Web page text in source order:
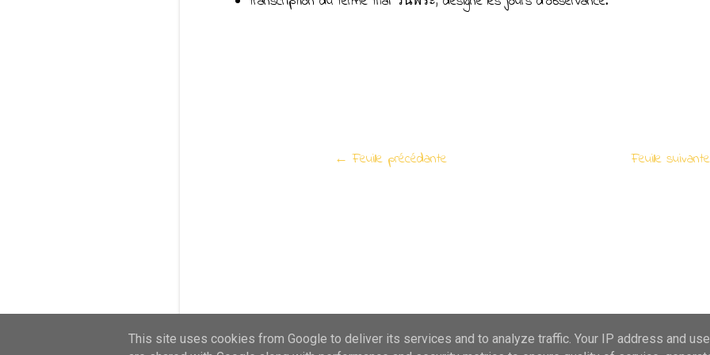
Feuille
← Feuille précédante
This site uses cookies from Google to deliver its services and to analyze traffic. Your IP address and